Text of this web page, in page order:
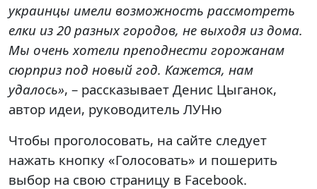
украинцы имели возможность рассмотреть
елки из 20 разных городов, не выходя из дома.
Мы очень хотели преподнести горожанам
сюрприз под новый год. Кажется, нам
удалось», – рассказывает Денис Цыганок,
автор идеи, руководитель ЛУНю
Чтобы проголосовать, на сайте следует
нажать кнопку «Голосовать» и пошерить
выбор на свою страницу в Facebook.